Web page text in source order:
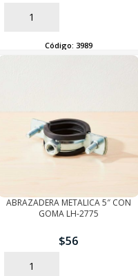
AÑADIR
Código: 3989
ABRAZADERA METALICA 5″ CON
GOMA LH-2775
$56
AÑADIR